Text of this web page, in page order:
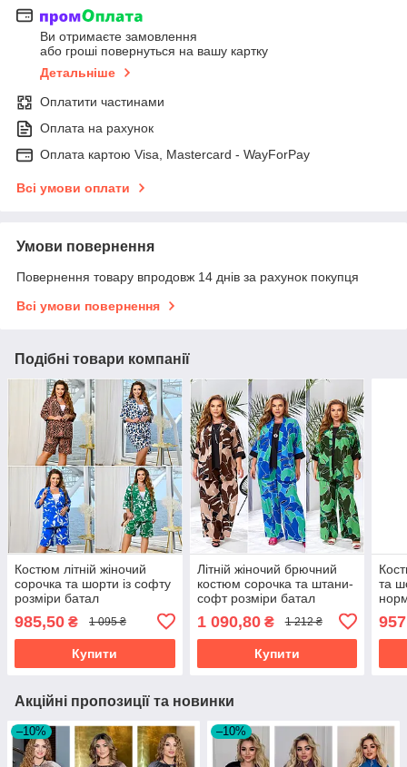
Ви отримаєте замовлення
або гроші повернуться на вашу картку
Детальніше
Оплатити частинами
Оплата на рахунок
Оплата картою Visa, Mastercard - WayForPay
Всі умови оплати
Умови повернення
Повернення товару впродовж 14 днів за рахунок покупця
Всі умови повернення
Подібні товари компанії
Костюм літній жіночий
сорочка та шорти із софту
розміри батал
985,50 ₴ 1 095 ₴
Купити
Літній жіночий брючний
костюм сорочка та штани-
софт розміри батал
1 090,80₴ 1 212 ₴
Купити
та
Акційні пропозиції та новинки
–10% –10%